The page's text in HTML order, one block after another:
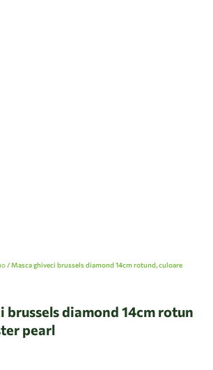
/ Masca ghiveci brussels diamond 14cm rotund, culoare
brussels diamond 14cm rotun
pearl